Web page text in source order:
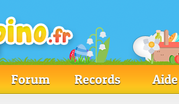
Forum Records Aide